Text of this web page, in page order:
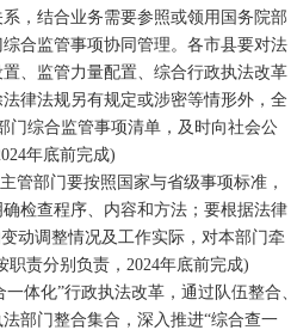
，结合业务需要参照或领用国务院部
合监管事项协同管理。各市县要对法
、监管力量配置、综合行政执法改革
律法规另有规定或涉密等情形外，全
门综合监管事项清单，及时向社会公
年底前完成)
部门要按照国家与省级事项标准，
检查程序、内容和方法；要根据法律
动调整情况及工作实际，对本部门牵
责分别负责，2024年底前完成)
化”行政执法改革，通过队伍整合、
部门整合集合，深入推进“综合查一